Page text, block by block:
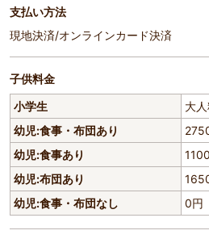
支払い方法
現地決済/オンラインカード決済
子供料金
小学生
大
幼児:食事・布団あり
幼児:食事あり
幼児:布団あり
幼児:食事・布団なし
0円